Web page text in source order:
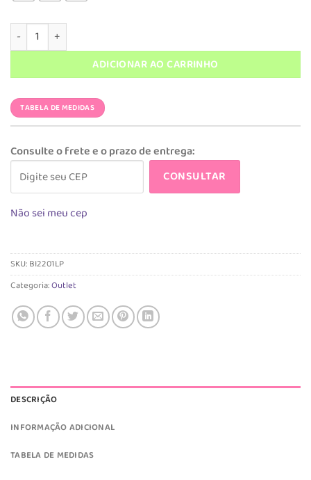
Biquíni Magah Infantil Adriana Dupla Face Letras Verde Água
ADICIONAR AO CARRINHO
TABELA DE MEDIDAS
Consulte o frete e o prazo de entrega:
CONSULTAR
Não sei meu cep
SKU:BI2201LP
Categoria:Outlet
DESCRIÇÃO
INFORMAÇÃO ADICIONAL
TABELA DE MEDIDAS